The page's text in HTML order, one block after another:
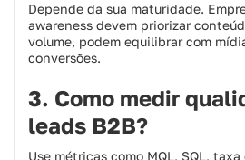
Depende da sua maturidade.
awareness devem priorizar
volume, podem equilibrar com
conversões.
3. Como medir
leads B2B?
Use métricas como MQL, SQL,